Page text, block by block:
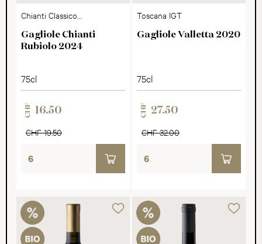
Chianti Classico
DOCG
Gagliole Chianti
Rubiolo 2024
75cl
CHF 16.50
CHF 19.50
Toscana IGT
Gagliole Valletta 2020
75cl
CHF 27.50
CHF 32.00